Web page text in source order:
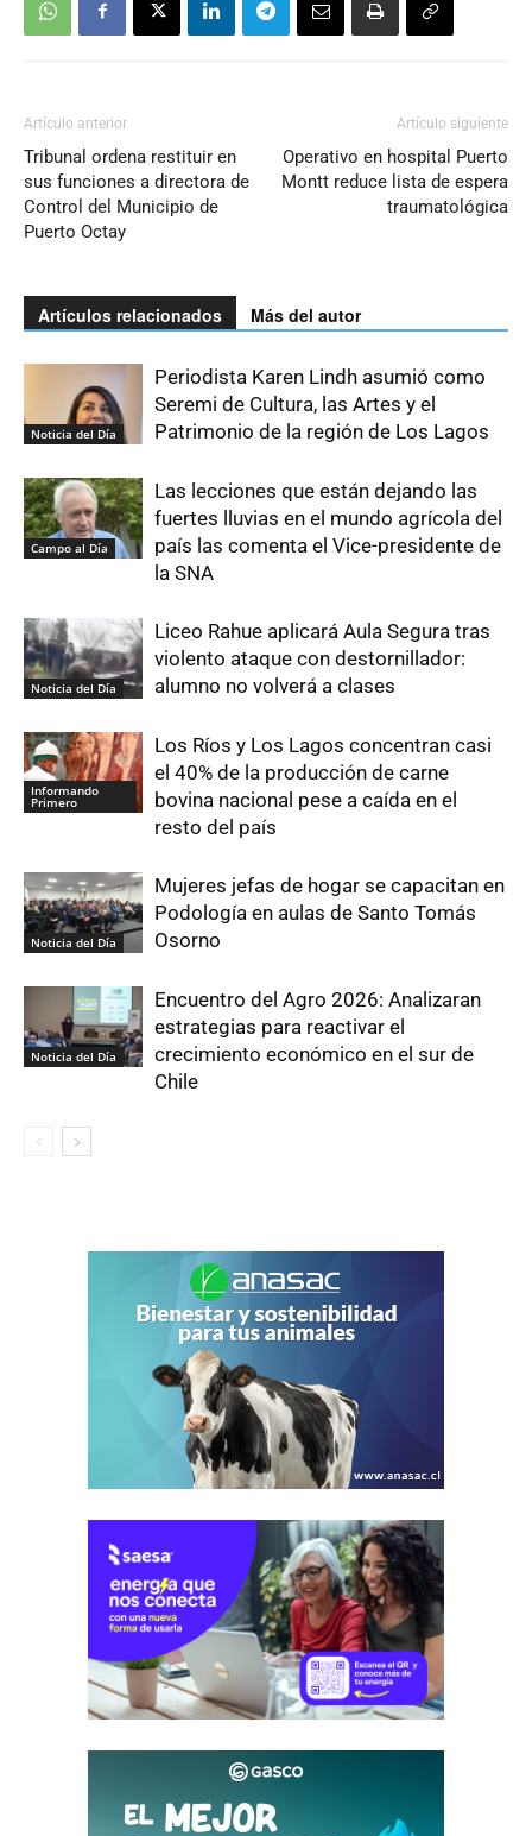
Artículo anterior
Tribunal ordena restituir en
sus funciones a directora de
Control del Municipio de
Puerto Octay
Artículo siguiente
Operativo en hospital Puerto
Montt reduce lista de espera
traumatológica
Artículos relacionados Más del autor
Noticia del Día
Periodista Karen Lindh asumió como
Seremi de Cultura, las Artes y el
Patrimonio de la región de Los Lagos
Campo al Día
Las lecciones que están dejando las
fuertes lluvias en el mundo agrícola del
país las comenta el Vice-presidente de
la SNA
Noticia del Día
Liceo Rahue aplicará Aula Segura tras
violento ataque con destornillador:
alumno no volverá a clases
Informando
Primero
Los Ríos y Los Lagos concentran casi
el 40% de la producción de carne
bovina nacional pese a caída en el
resto del país
Noticia del Día
Mujeres jefas de hogar se capacitan en
Podología en aulas de Santo Tomás
Osorno
Noticia del Día
Encuentro del Agro 2026: Analizaran
estrategias para reactivar el
crecimiento económico en el sur de
Chile